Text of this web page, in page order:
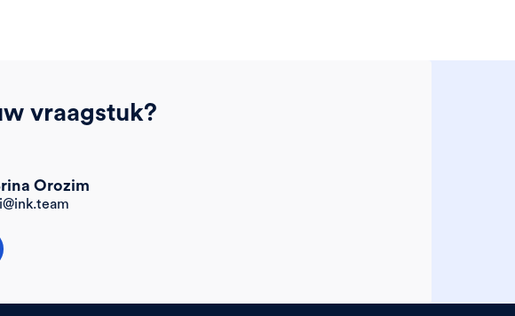
vraagstuk?
Orozim